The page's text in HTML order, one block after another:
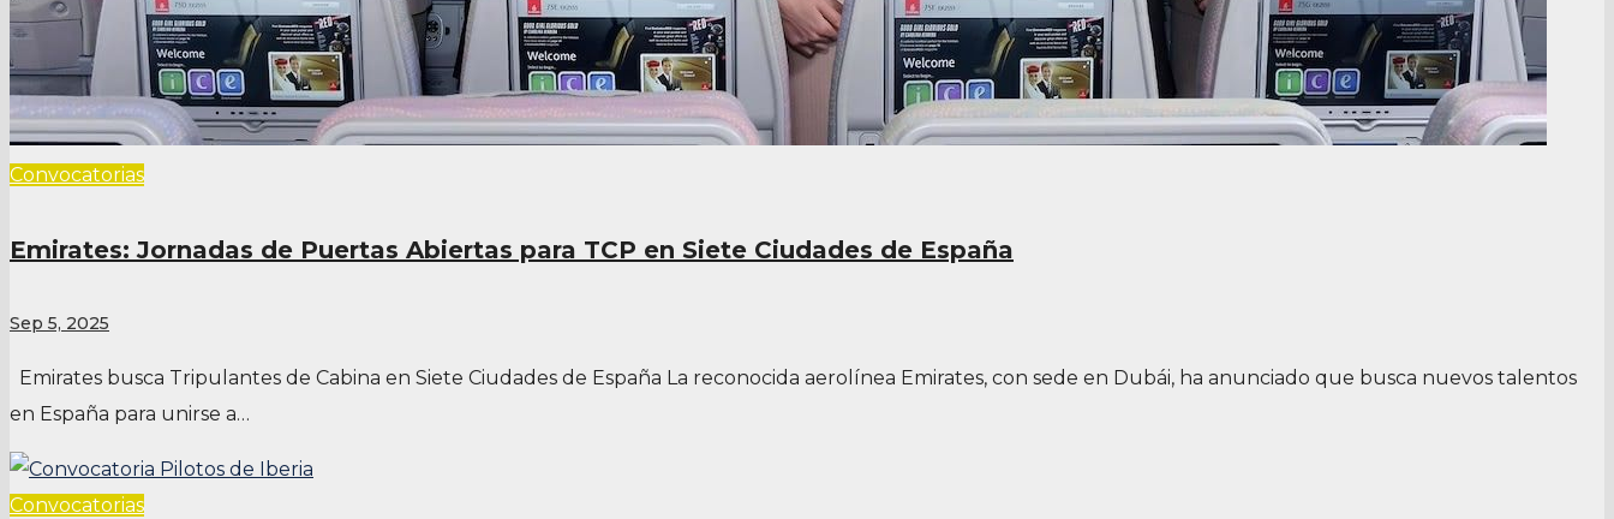
Convocatorias
Emirates: Jornadas de Puertas Abiertas para TCP en Siete Ciudades de España
Sep 5, 2025
Emirates busca Tripulantes de Cabina en Siete Ciudades de España La reconocida aerolínea Emirates, con sede en Dubái, ha anunciado que busca nuevos talentos
en España para unirse a…
Convocatorias